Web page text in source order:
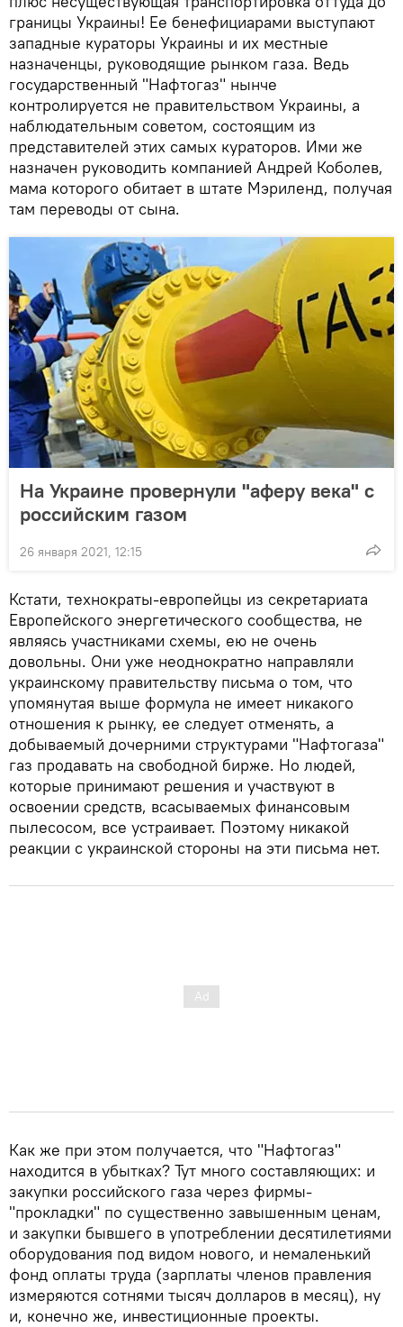
границы Украины! Ее бенефициарами выступают
западные кураторы Украины и их местные
назначенцы, руководящие рынком газа. Ведь
государственный "Нафтогаз" нынче
контролируется не правительством Украины, а
наблюдательным советом, состоящим из
представителей этих самых кураторов. Ими же
назначен руководить компанией Андрей Коболев,
мама которого обитает в штате Мэриленд, получая
там переводы от сына.
На Украине провернули "аферу века" с
российским газом
26 января 2021, 12:15
Кстати, технократы-европейцы из секретариата
Европейского энергетического сообщества, не
являясь участниками схемы, ею не очень
довольны. Они уже неоднократно направляли
украинскому правительству письма о том, что
упомянутая выше формула не имеет никакого
отношения к рынку, ее следует отменять, а
добываемый дочерними структурами "Нафтогаза"
газ продавать на свободной бирже. Но людей,
которые принимают решения и участвуют в
освоении средств, всасываемых финансовым
пылесосом, все устраивает. Поэтому никакой
реакции с украинской стороны на эти письма нет.
Как же при этом получается, что "Нафтогаз"
находится в убытках? Тут много составляющих: и
закупки российского газа через фирмы-
"прокладки" по существенно завышенным ценам,
и закупки бывшего в употреблении десятилетиями
оборудования под видом нового, и немаленький
фонд оплаты труда (зарплаты членов правления
измеряются сотнями тысяч долларов в месяц), ну
и, конечно же, инвестиционные проекты.